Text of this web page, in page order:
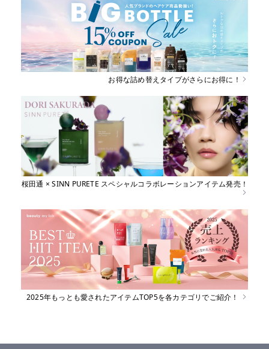
お得な詰め替えタイプがさらにお得に！
桜田通 × SINN PURETE スペシャルコラボレーションアイテム発売！
2025年もっとも愛されたアイテムTOP5を各カテゴリでご紹介！